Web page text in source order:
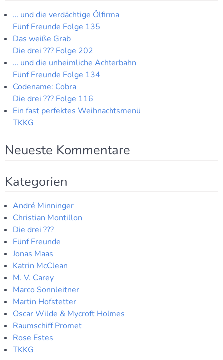
… und die verdächtige Ölfirma
Fünf Freunde Folge 135
Das weiße Grab
Die drei ??? Folge 202
… und die unheimliche Achterbahn
Fünf Freunde Folge 134
Codename: Cobra
Die drei ??? Folge 116
Ein fast perfektes Weihnachtsmenü
TKKG
Neueste Kommentare
Kategorien
André Minninger
Christian Montillon
Die drei ???
Fünf Freunde
Jonas Maas
Katrin McClean
M. V. Carey
Marco Sonnleitner
Martin Hofstetter
Oscar Wilde & Mycroft Holmes
Raumschiff Promet
Rose Estes
TKKG